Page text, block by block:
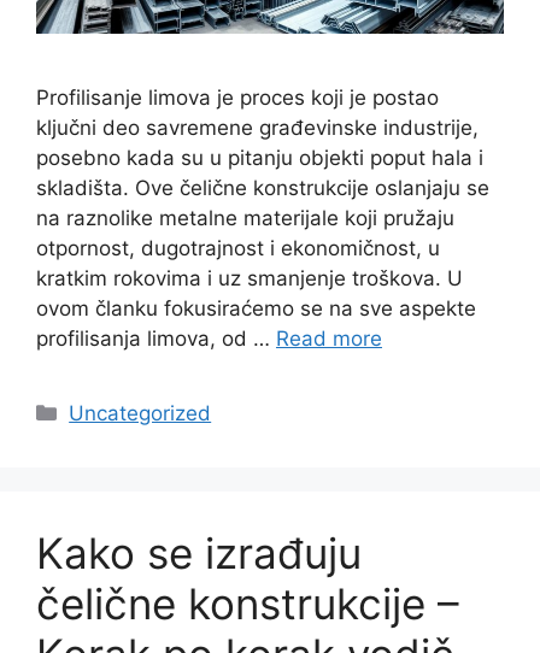
Profilisanje limova je proces koji je postao
ključni deo savremene građevinske industrije,
posebno kada su u pitanju objekti poput hala i
skladišta. Ove čelične konstrukcije oslanjaju se
na raznolike metalne materijale koji pružaju
otpornost, dugotrajnost i ekonomičnost, u
kratkim rokovima i uz smanjenje troškova. U
ovom članku fokusiraćemo se na sve aspekte
profilisanja limova, od … Read more
Categories
Uncategorized
Kako se izrađuju
čelične konstrukcije –